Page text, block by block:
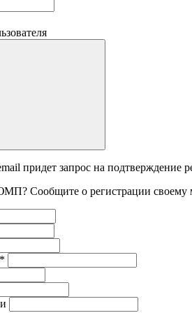
придет запрос на подтверждение
Сообщите о регистрации своему
*